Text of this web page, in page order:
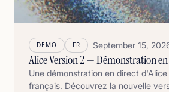
DEMO FR September 15,
Alice Version 2 — Démonstration
Une démonstration en direct d'Alice
français. Découvrez la nouvelle